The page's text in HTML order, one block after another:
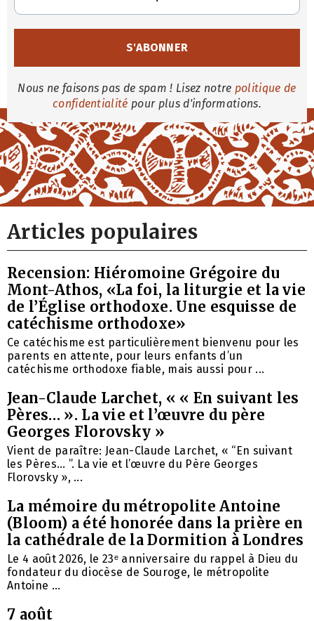
Nous ne faisons pas de spam ! Lisez notre politique de
confidentialité pour plus d'informations.
Articles populaires
Recension: Hiéromoine Grégoire du
Mont-Athos, «La foi, la liturgie et la vie
de l’Église orthodoxe. Une esquisse de
catéchisme orthodoxe»
Ce catéchisme est particulièrement bienvenu pour les
parents en attente, pour leurs enfants d’un
catéchisme orthodoxe fiable, mais aussi pour ...
Jean-Claude Larchet, « « En suivant les
Pères… ». La vie et l’œuvre du père
Georges Florovsky »
Vient de paraître: Jean-Claude Larchet, « “En suivant
les Pères… ”. La vie et l’œuvre du Père Georges
Florovsky », ...
La mémoire du métropolite Antoine
(Bloom) a été honorée dans la prière en
la cathédrale de la Dormition à Londres
Le 4 août 2026, le 23ᵉ anniversaire du rappel à Dieu du
fondateur du diocèse de Souroge, le métropolite
Antoine ...
7 août